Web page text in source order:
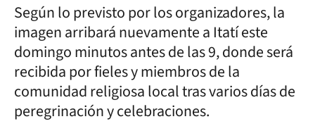
Según lo previsto por los organizadores, la
imagen arribará nuevamente a Itatí este
domingo minutos antes de las 9, donde será
recibida por fieles y miembros de la
comunidad religiosa local tras varios días de
peregrinación y celebraciones.